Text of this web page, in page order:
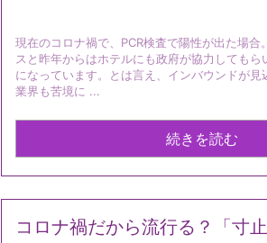
現在のコロナ禍で、PCR検査で陽性が出た場合
スと昨年からはホテルにも政府が協力しても
になっています。とは言え、インバウンドが見
業界も苦境に ...
続きを読む
コロナ禍だから流行る？「寸